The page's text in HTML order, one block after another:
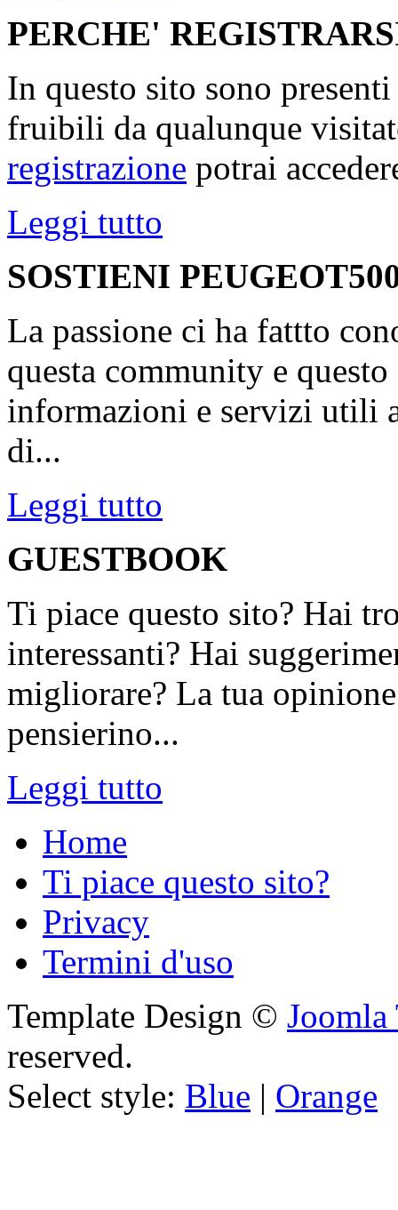
PERCHE'
In questo sito sono
fruibili da qualunque
registrazione potrai
Leggi tutto
SOSTIENI
La passione ci ha fattto
questa community e
informazioni e servizi utili
di...
Leggi tutto
GUESTBOOK
Ti piace questo sito? Hai
interessanti? Hai
migliorare? La tua
pensierino...
Leggi tutto
Home
Ti piace questo sito?
Privacy
Termini d'uso
Template Design © Joomla
reserved.
Select style: Blue | Orange